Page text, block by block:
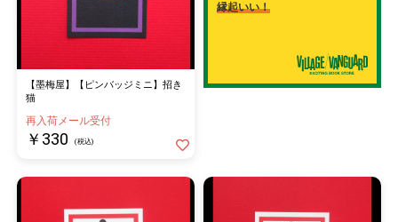
【墨梅屋】【ピンバッジミニ】招き
猫
再入荷メール受付
￥330 (税込)
縁起いい！